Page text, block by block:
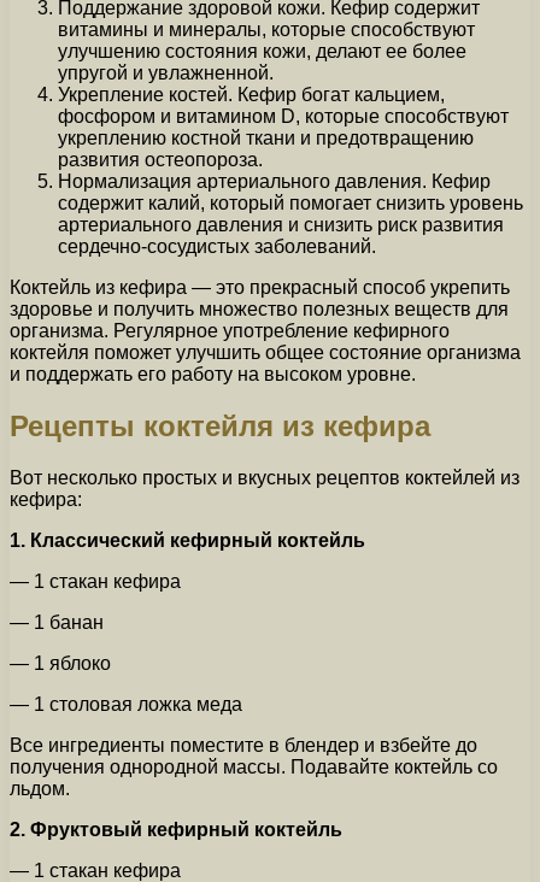
Поддержание здоровой кожи. Кефир содержит
витамины и минералы, которые способствуют
улучшению состояния кожи, делают ее более
упругой и увлажненной.
Укрепление костей. Кефир богат кальцием,
фосфором и витамином D, которые способствуют
укреплению костной ткани и предотвращению
развития остеопороза.
Нормализация артериального давления. Кефир
содержит калий, который помогает снизить уровень
артериального давления и снизить риск развития
сердечно-сосудистых заболеваний.
Коктейль из кефира — это прекрасный способ укрепить
здоровье и получить множество полезных веществ для
организма. Регулярное употребление кефирного
коктейля поможет улучшить общее состояние организма
и поддержать его работу на высоком уровне.
Рецепты коктейля из кефира
Вот несколько простых и вкусных рецептов коктейлей из
кефира:
1. Классический кефирный коктейль
— 1 стакан кефира
— 1 банан
— 1 яблоко
— 1 столовая ложка меда
Все ингредиенты поместите в блендер и взбейте до
получения однородной массы. Подавайте коктейль со
льдом.
2. Фруктовый кефирный коктейль
— 1 стакан кефира